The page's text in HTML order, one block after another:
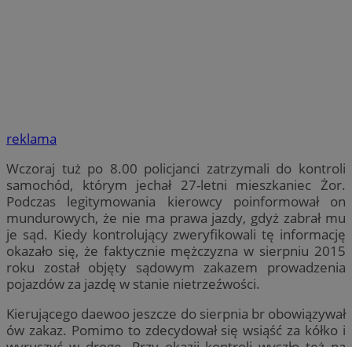
reklama
Wczoraj tuż po 8.00 policjanci zatrzymali do kontroli
samochód, którym jechał 27-letni mieszkaniec Żor.
Podczas legitymowania kierowcy poinformował on
mundurowych, że nie ma prawa jazdy, gdyż zabrał mu
je sąd. Kiedy kontrolujący zweryfikowali tę informację
okazało się, że faktycznie mężczyzna w sierpniu 2015
roku został objęty sądowym zakazem prowadzenia
pojazdów za jazdę w stanie nietrzeźwości.
Kierującego daewoo jeszcze do sierpnia br obowiązywał
ów zakaz. Pomimo to zdecydował się wsiąść za kółko i